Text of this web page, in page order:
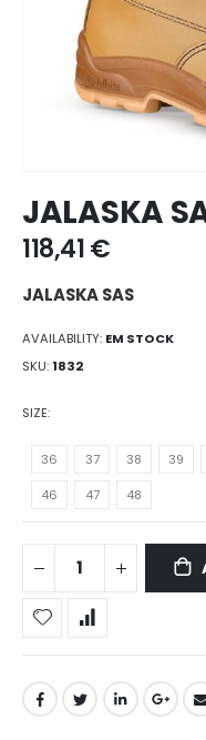
para
o
início
galeria
imagens
JALASKA
118,41 €
JALASKA SAS
AVAILABILITY: EM STOCK
SKU 1832
SIZE
36 37 38 39
46
47 48